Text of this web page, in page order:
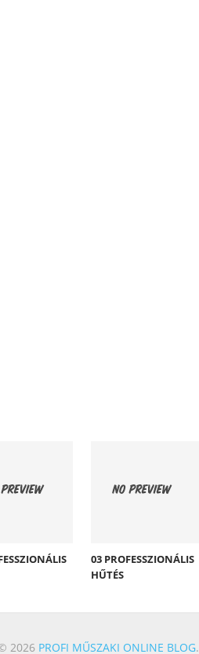
03 PROFESSZIONÁLIS
HŰTÉS
2026 PROFI MŰSZAKI ONLINE BLOG.